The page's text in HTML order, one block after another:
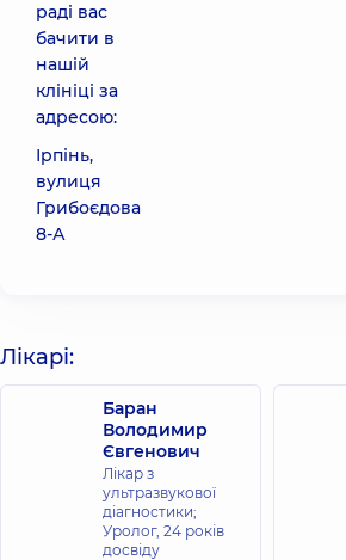
раді вас
бачити в
нашій
клініці за
адресою:
Ірпінь,
вулиця
Грибоєдова
8-А
Лікарі:
Баран
Володимир
Євгенович
Лікар з
ультразвукової
діагностики;
Уролог, 24 років
досвіду